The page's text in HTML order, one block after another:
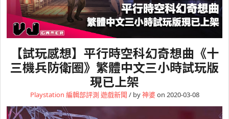
【試玩感想】平行時空科幻奇想曲《十
三機兵防衛圈》繁體中文三小時試玩版
現已上架
Playstation 編輯部評測 遊戲新聞 / by神婆on 2020-03-08